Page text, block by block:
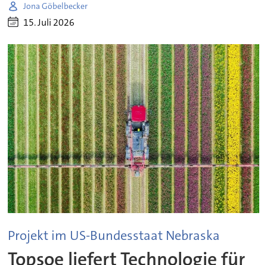
Jona Göbelbecker
15. Juli 2026
Projekt im US-Bundesstaat Nebraska
Topsoe liefert Technologie für